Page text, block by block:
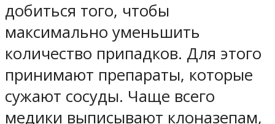
добиться того, чтобы
максимально уменьшить
количество припадков. Для этого
принимают препараты, которые
сужают сосуды. Чаще всего
медики выписывают клоназепам,